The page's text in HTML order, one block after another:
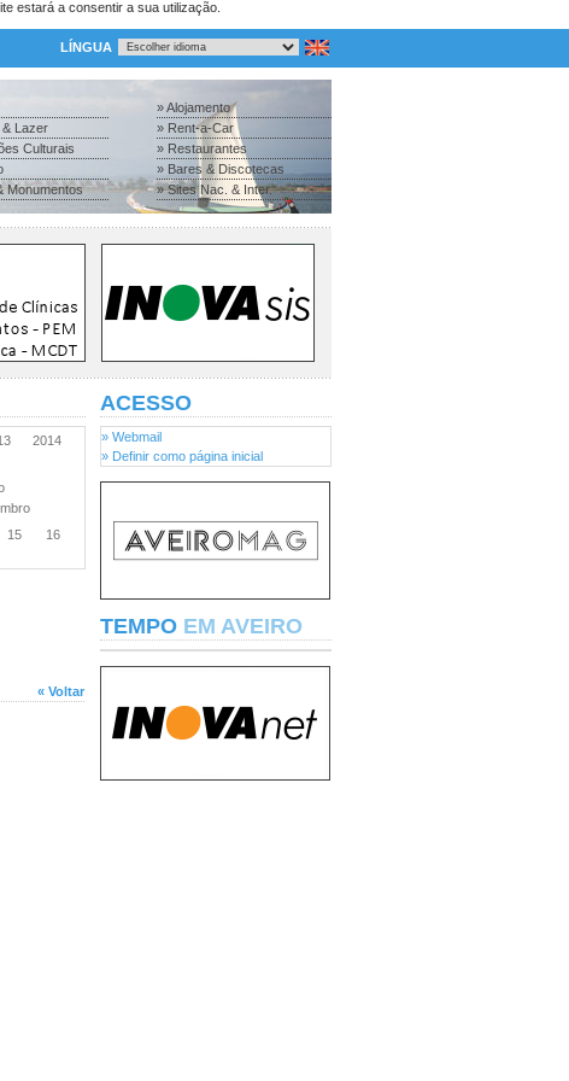
estará a consentir a sua utilização.
LÍNGUA
Lazer
Culturais
Monumentos
» Alojamento
» Rent-a-Car
» Restaurantes
» Bares & Discotecas
» Sites Nac. & Inter.
2014
15
16
« Voltar
ACESSO
» Webmail
» Definir como página inicial
TEMPO EM AVEIRO